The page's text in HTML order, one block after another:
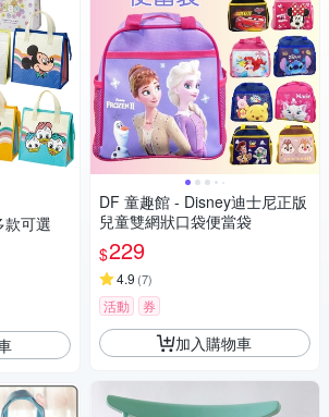
可選
DF 童趣館 - Disney迪士尼正版
兒童雙網狀口袋便當袋
$229
4.9 (7)
活動 券
加入購物車